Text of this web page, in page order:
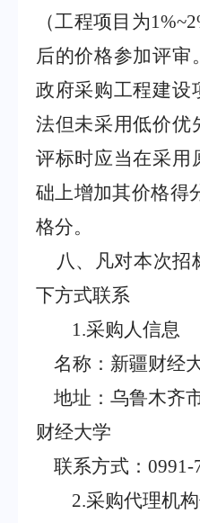
（工程项目为
后的价格参加评审
政府采购工程建设
法但未采用低价优
评标时应当在采用
础上增加其价格得
格分。
八、凡对本次招
下方式联系
1.采购人信息
名称：新疆财经
地址：乌鲁木齐
财经大学
联系方式： 0991-
2.采购代理机